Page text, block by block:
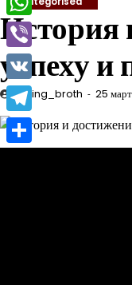
История
успеху и
mining_broth 25
WhatsApp
Viber
VK
Telegram